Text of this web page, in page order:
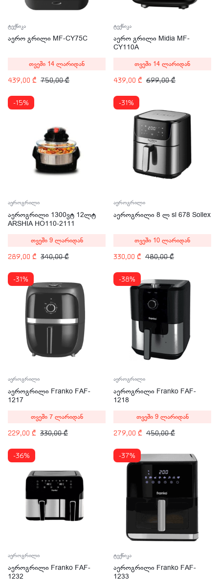
ტექნიკა
აერო გრილი MF-CY75C
750,00₾
439,00 ₾
თვეში 14 ლარიდან
ტექნიკა
აერო გრილი Midia MF-
CY110A
699,00₾
439,00 ₾
თვეში 14 ლარიდან
-15%
აეროგრილი
აეროგრილი 1300ვტ 12ლტ
ARSHIA HO110-2111
340,00₾
289,00 ₾
თვეში 9 ლარიდან
-31%
აეროგრილი
აეროგრილი 8 ლ sl 678 Sollex
480,00₾
330,00 ₾
თვეში 10 ლარიდან
-31%
აეროგრილი
აეროგრილი Franko FAF-
1217
330,00₾
229,00 ₾
თვეში 7 ლარიდან
-38%
აეროგრილი
აეროგრილი Franko FAF-
1218
450,00₾
279,00 ₾
თვეში 9 ლარიდან
-36%
აეროგრილი
აეროგრილი Franko FAF-
1232
-37%
ტექნიკა
აეროგრილი Franko FAF-
1233